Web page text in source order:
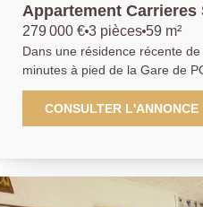
Appartement
59.60 m2
279 000 € 3 pièces 59 m²
Dans une résidence récente de
minutes à pied de la Gare de
PRINCIPALE vous propose ce
avec une entrée, un séjour
cuisine ouverte aménagée et
CONSULTER L'ANNONCE